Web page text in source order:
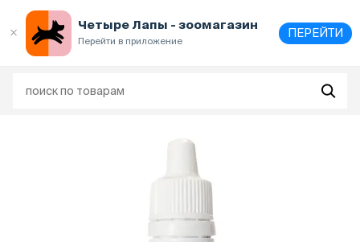
Четыре Лапы - зоомагазин
Перейти в приложение
ПЕРЕЙТИ